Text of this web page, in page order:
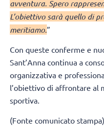
avventura. Spero
L’obiettivo sarà quello di
meritiamo.”
Con queste conferme e
Sant’Anna continua a
organizzativa e
l’obiettivo di affrontare al
sportiva.
(Fonte comunicato stampa)